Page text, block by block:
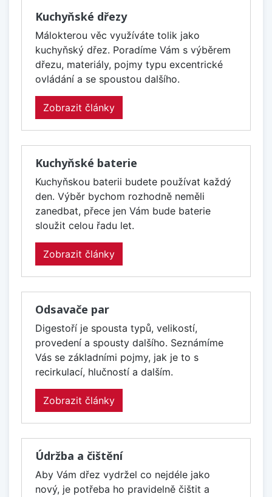
Kuchyňské dřezy
Málokterou věc využíváte tolik jako
kuchyňský dřez. Poradíme Vám s výběrem
dřezu, materiály, pojmy typu excentrické
ovládání a se spoustou dalšího.
Zobrazit články
Kuchyňské baterie
Kuchyňskou baterii budete používat každý
den. Výběr bychom rozhodně neměli
zanedbat, přece jen Vám bude baterie
sloužit celou řadu let.
Zobrazit články
Odsavače par
Digestoří je spousta typů, velikostí,
provedení a spousty dalšího. Seznámíme
Vás se základními pojmy, jak je to s
recirkulací, hlučností a dalším.
Zobrazit články
Údržba a čištění
Aby Vám dřez vydržel co nejdéle jako
nový, je potřeba ho pravidelně čištit a